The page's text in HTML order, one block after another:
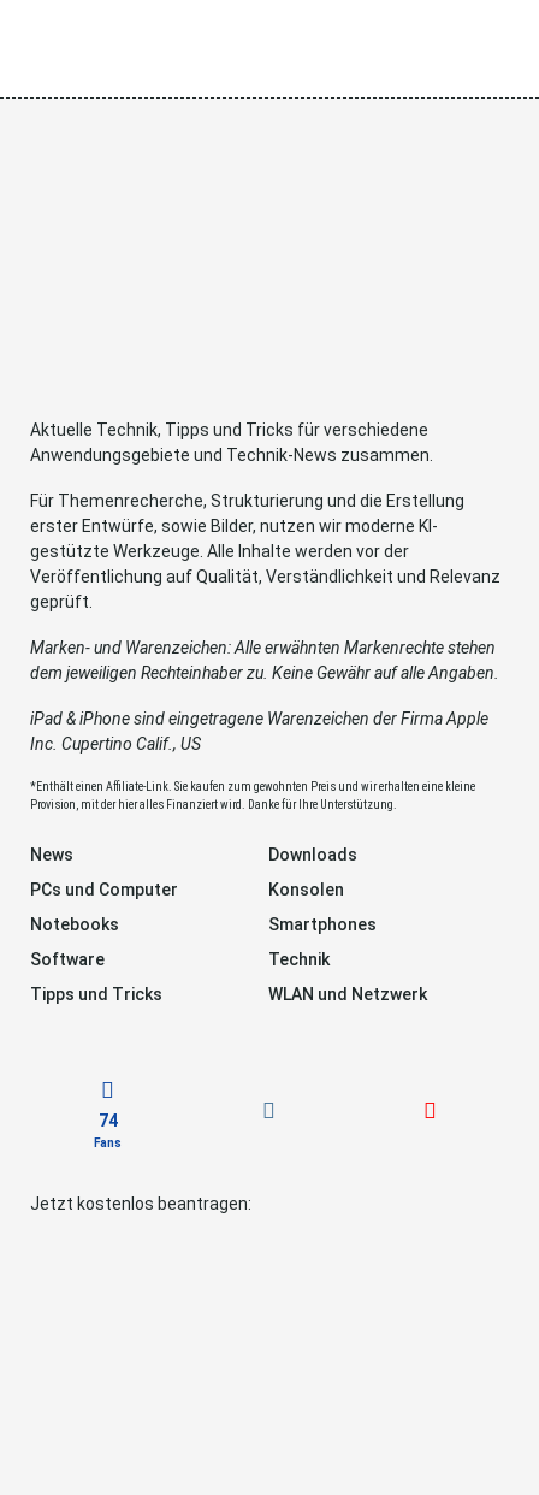
Aktuelle Technik, Tipps und Tricks für verschiedene
Anwendungsgebiete und Technik-News zusammen.
Für Themenrecherche, Strukturierung und die Erstellung
erster Entwürfe, sowie Bilder, nutzen wir moderne KI-
gestützte Werkzeuge. Alle Inhalte werden vor der
Veröffentlichung auf Qualität, Verständlichkeit und Relevanz
geprüft.
Marken- und Warenzeichen: Alle erwähnten Markenrechte stehen
dem jeweiligen Rechteinhaber zu. Keine Gewähr auf alle Angaben.
iPad & iPhone sind eingetragene Warenzeichen der Firma Apple
Inc. Cupertino Calif., US
*Enthält einen Affiliate-Link. Sie kaufen zum gewohnten Preis und wir erhalten eine kleine
Provision, mit der hier alles Finanziert wird. Danke für Ihre Unterstützung.
News
Downloads
PCs und Computer
Konsolen
Notebooks
Smartphones
Software
Technik
Tipps und Tricks
WLAN und Netzwerk
74
Fans
Jetzt kostenlos beantragen: